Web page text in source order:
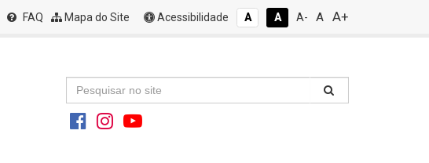
FAQ Mapa do Site Acessibilidade A A A- A A+